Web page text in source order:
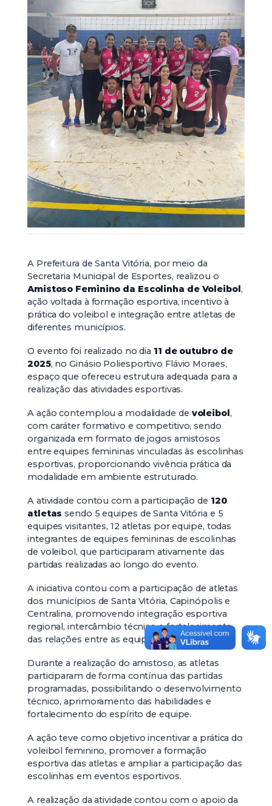
A Prefeitura de Santa Vitória, por meio da
Secretaria Municipal de Esportes, realizou o
Amistoso Feminino da Escolinha de Voleibol,
ação voltada à formação esportiva, incentivo à
prática do voleibol e integração entre atletas de
diferentes municípios.
O evento foi realizado no dia 11 de outubro de
2025, no Ginásio Poliesportivo Flávio Moraes,
espaço que ofereceu estrutura adequada para a
realização das atividades esportivas.
A ação contemplou a modalidade de voleibol,
com caráter formativo e competitivo, sendo
organizada em formato de jogos amistosos
entre equipes femininas vinculadas às escolinhas
esportivas, proporcionando vivência prática da
modalidade em ambiente estruturado.
A atividade contou com a participação de 120
atletas sendo 5 equipes de Santa Vitória e 5
equipes visitantes, 12 atletas por equipe, todas
integrantes de equipes femininas de escolinhas
de voleibol, que participaram ativamente das
partidas realizadas ao longo do evento.
A iniciativa contou com a participação de atletas
dos municípios de Santa Vitória, Capinópolis e
Centralina, promovendo integração esportiva
regional, intercâmbio técnico e fortalecimento
das relações entre as equipes.
Durante a realização do amistoso, as atletas
participaram de forma contínua das partidas
programadas, possibilitando o desenvolvimento
técnico, aprimoramento das habilidades e
fortalecimento do espírito de equipe.
A ação teve como objetivo incentivar a prática do
voleibol feminino, promover a formação
esportiva das atletas e ampliar a participação das
escolinhas em eventos esportivos.
A realização da atividade contou com o apoio da